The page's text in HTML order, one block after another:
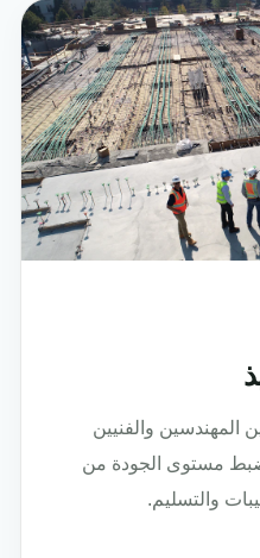
المهندسين والفنيين
مستوى الجودة من
والتسليم.